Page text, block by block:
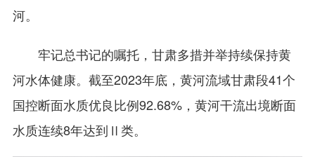
河。
牢记总书记的嘱托，甘肃多措并举持续保持黄
河水体健康。截至2023年底，黄河流域甘肃段41个
国控断面水质优良比例92.68%，黄河干流出境断面
水质连续8年达到Ⅱ类。